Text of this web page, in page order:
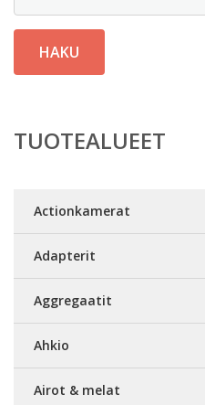
HAKU
TUOTEALUEET
Actionkamerat
Adapterit
Aggregaatit
Ahkio
Airot & melat